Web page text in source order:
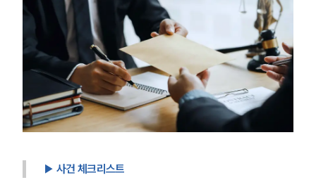
업무사례
형사 주요 업무사례
사례분석/최신동향
형사 법률정보
법률지식인
형사소송·상담후기
형사그룹 업무
▶ 사건 체크리스트